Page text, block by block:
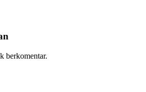
berkomentar.